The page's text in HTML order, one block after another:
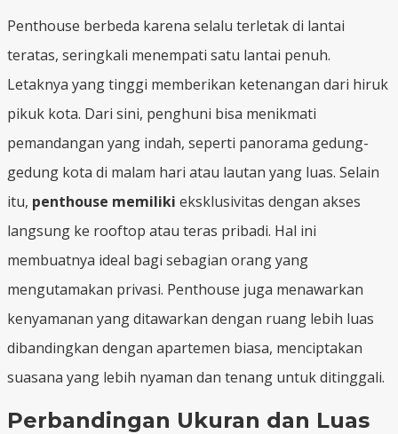
Penthouse berbeda karena selalu terletak di lantai
teratas, seringkali menempati satu lantai penuh.
Letaknya yang tinggi memberikan ketenangan dari hiruk
pikuk kota. Dari sini, penghuni bisa menikmati
pemandangan yang indah, seperti panorama gedung-
gedung kota di malam hari atau lautan yang luas. Selain
itu, penthouse memiliki eksklusivitas dengan akses
langsung ke rooftop atau teras pribadi. Hal ini
membuatnya ideal bagi sebagian orang yang
mengutamakan privasi. Penthouse juga menawarkan
kenyamanan yang ditawarkan dengan ruang lebih luas
dibandingkan dengan apartemen biasa, menciptakan
suasana yang lebih nyaman dan tenang untuk ditinggali.
Perbandingan Ukuran dan Luas